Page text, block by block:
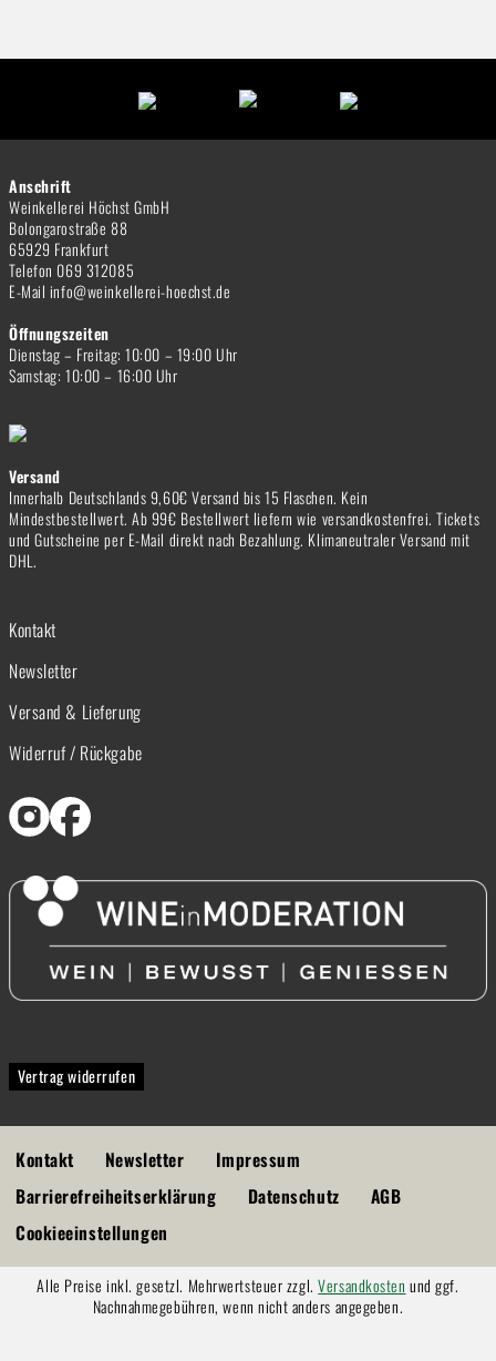
Anschrift
Weinkellerei Höchst GmbH
Bolongarostraße 88
65929 Frankfurt
Telefon 069 312085
E-Mail info@weinkellerei-hoechst.de
Öffnungszeiten
Dienstag – Freitag: 10:00 – 19:00 Uhr
Samstag: 10:00 – 16:00 Uhr
Versand
Innerhalb Deutschlands 9,60€ Versand bis 15 Flaschen. Kein
Mindestbestellwert. Ab 99€ Bestellwert liefern wie versandkostenfrei. Tickets
und Gutscheine per E-Mail direkt nach Bezahlung. Klimaneutraler Versand mit
DHL.
Kontakt
Newsletter
Versand & Lieferung
Widerruf / Rückgabe
Vertrag widerrufen
Kontakt Newsletter
Impressum
Barrierefreiheitserklärung
Datenschutz
AGB
Cookieeinstellungen
Alle Preise inkl. gesetzl. Mehrwertsteuer zzgl.Versandkosten und ggf.
Nachnahmegebühren, wenn nicht anders angegeben.